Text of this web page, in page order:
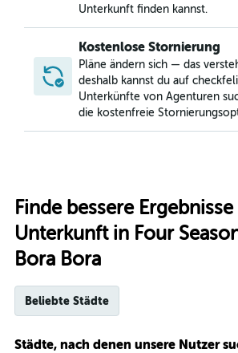
Unterkunft finden kannst.
Kostenlose Stornierung
Pläne ändern sich — das
deshalb kannst du auf
Unterkünfte von Agenturen
die kostenfreie
Finde bessere
Unterkunft in Four
Bora Bora
Beliebte Städte
Städte, nach denen unsere Nutzer